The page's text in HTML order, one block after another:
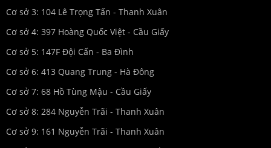
Cơ sở 3: 104 Lê Trọng Tấn - Thanh Xuân
Cơ sở 4: 397 Hoàng Quốc Việt - Cầu Giấy
Cơ sở 5: 147F Đội Cấn - Ba Đình
Cơ sở 6: 413 Quang Trung - Hà Đông
Cơ sở 7: 68 Hồ Tùng Mậu - Cầu Giấy
Cơ sở 8: 284 Nguyễn Trãi - Thanh Xuân
Cơ sở 9: 161 Nguyễn Trãi - Thanh Xuân